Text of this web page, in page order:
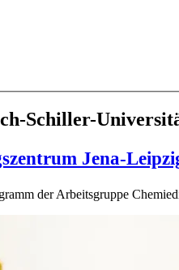
Schiller-
Jena-
der Arbeitsgruppe